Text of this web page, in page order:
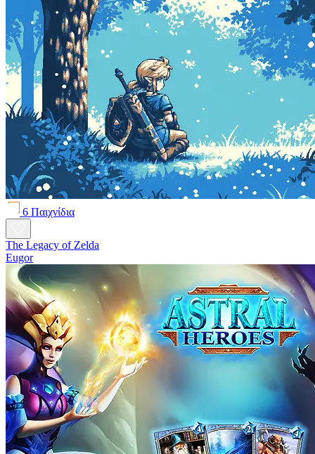
6 Παιχνίδια
The Legacy of Zelda
Eugor